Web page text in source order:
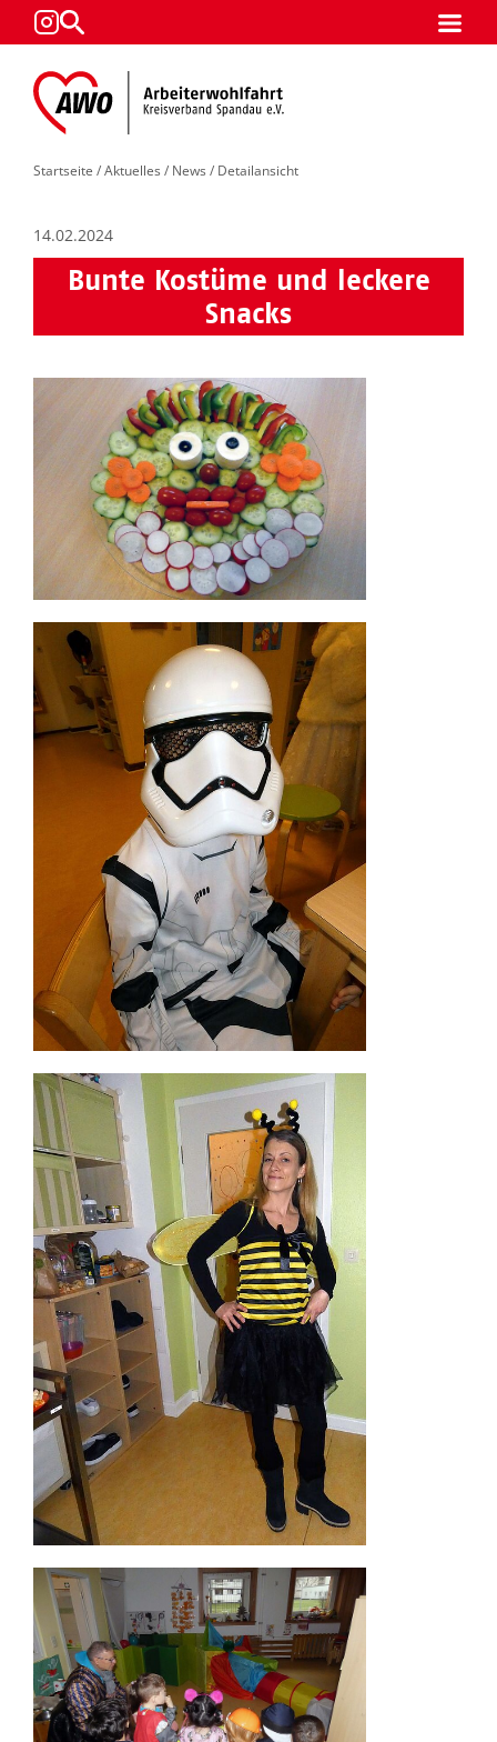
Startseite /Aktuelles / News / Detailansicht
14.02.2024
Bunte Kostüme und leckere
Snacks